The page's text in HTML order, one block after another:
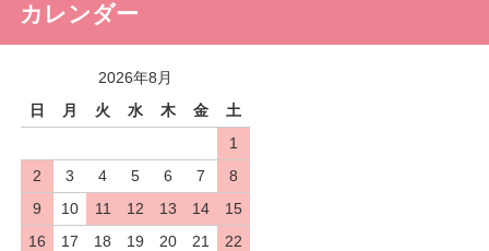
カレンダー
2026年8月
日
月 火 水 木 金
土
1
2
3 4 5 6 7
8
9
10 11 12 13 14
15
16
17 18 19 20 21
22